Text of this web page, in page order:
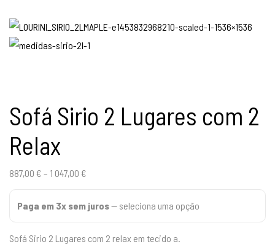
Sofá Sirio 2 Lugares com 2
Relax
887,00 € – 1 047,00 €
Paga em 3x sem juros— seleciona uma opção
Sofá Sirio 2 Lugares com 2 relax em tecido a.